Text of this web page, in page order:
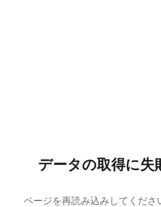
データの取得に失
ページを再読み込みしてくださ